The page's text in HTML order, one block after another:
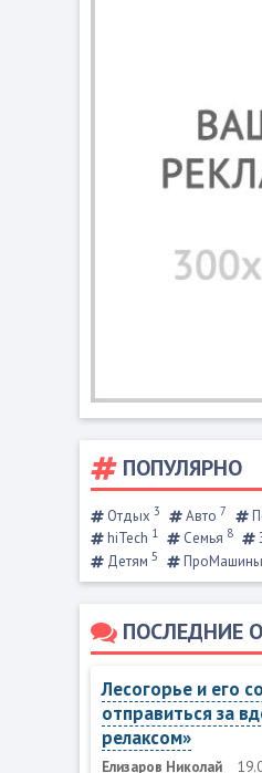
ПОПУЛЯРНО
Отдых 3 Авто 7
hiTech 1 Семья 8
Детям 5 ПроМашины
ПОСЛЕДНИЕ
Лесогорье и его
отправиться за
релаксом»
Елизаров Николай